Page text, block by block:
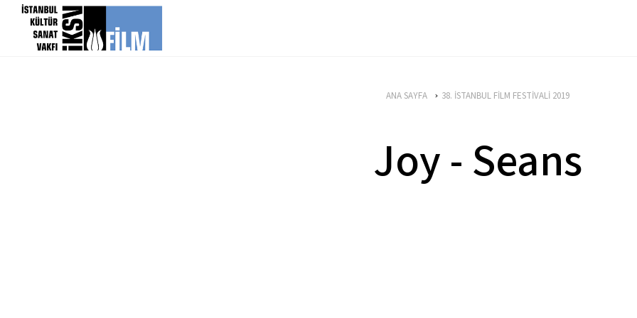
icerigi atla
ANA SAYFA 38. İSTANBUL FİLM FESTİVALİ 2019
Joy - Seans